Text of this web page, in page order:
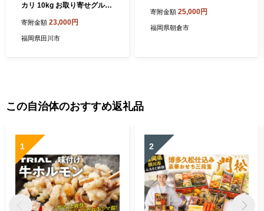
カリ 10kg お取り寄せグルメ
ご当地グルメ 福岡土産 取り
寄せ 福岡県 食品
寄附金額 23,000円
福岡県田川市
寄附金額 25,000円
福岡県朝倉市
この自治体のおすすめ返礼品
1 2